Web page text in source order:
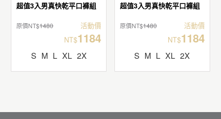
超值3入男真快乾平口褲組
原價NT$1480
活動價
NT$1184
S M L XL 2X
超值3入男真快乾平口褲組
原價NT$1480
活動價
NT$1184
S M L XL 2X